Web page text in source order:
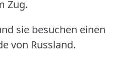
Zug.
sie besuchen einen
von Russland.